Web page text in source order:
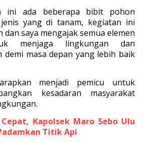
ini ada beberapa bibit pohon
yang di tanam, kegiatan ini
saya mengajak semua elemen
menjaga lingkungan dan
masa depan yang lebih baik
menjadi pemicu untuk
kesadaran masyarakat
Kapolsek Maro Sebo Ulu
Titik Api